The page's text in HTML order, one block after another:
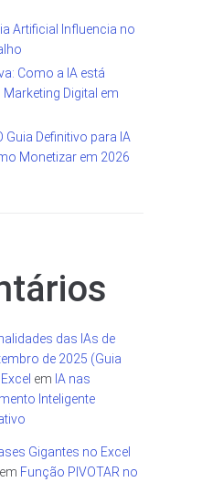
Artificial Influencia no
Como a IA está
Digital em
Guia Definitivo para IA
Monetizar em 2026
das IAs de
de 2025 (Guia
em IA nas
Inteligente
Gigantes no Excel
em Função PIVOTAR no